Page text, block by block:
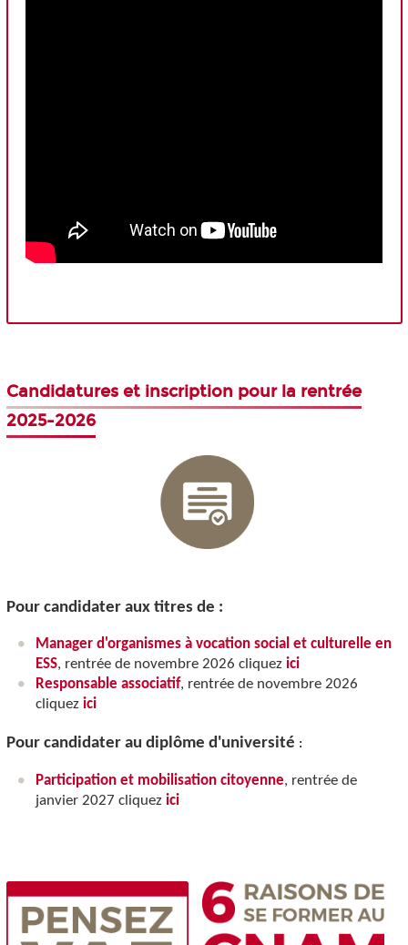
Candidatures et inscription pour la rentrée
2025-2026
Pour candidater aux titres de :
Manager d'organismes à vocation social et culturelle en
ESS, rentrée de novembre 2026 cliquez ici
Responsable associatif, rentrée de novembre 2026
cliquez ici
Pour candidater au diplôme d'université :
Participation et mobilisation citoyenne, rentrée de
janvier 2027 cliquez ici